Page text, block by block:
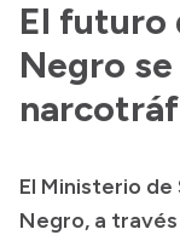
Delegaciones
Consultorios
Presentación
Transparencia
El futuro
Negro
El Ministerio
Negro, a